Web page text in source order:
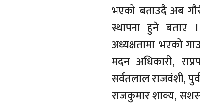
भएको बताउदै अब
स्थापना हुने बताए ।
अध्यक्षतामा भएको
मदन अधिकारी,
सर्वतलाल राजवंशी,
राजकुमार शाक्य,